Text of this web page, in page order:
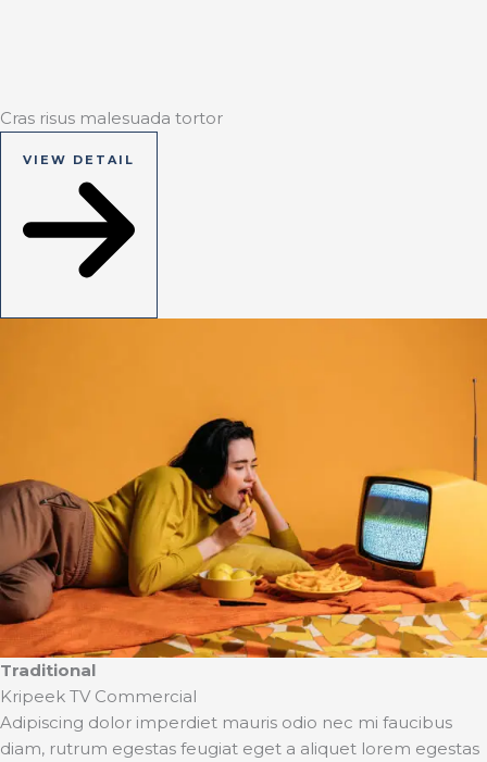
Cras risus malesuada tortor
VIEW DETAIL
Traditional
Kripeek TV Commercial
Adipiscing dolor imperdiet mauris odio nec mi faucibus
diam, rutrum egestas feugiat eget a aliquet lorem egestas